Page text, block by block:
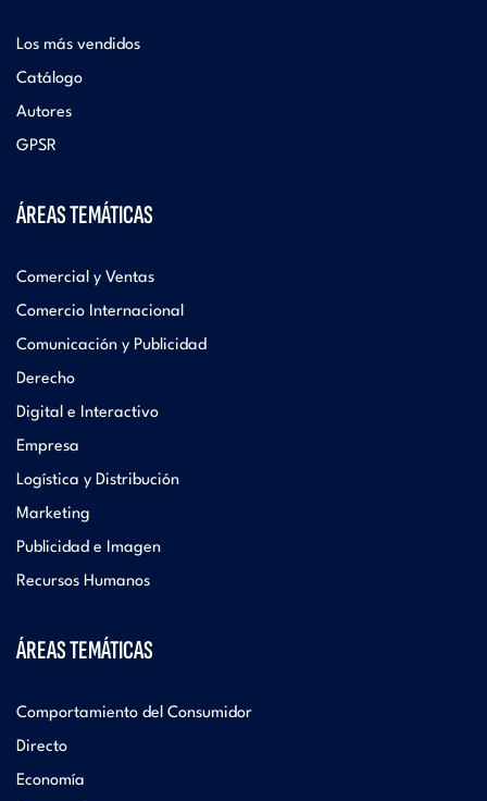
Los más vendidos
Catálogo
Autores
GPSR
ÁREAS TEMÁTICAS
Comercial y Ventas
Comercio Internacional
Comunicación y Publicidad
Derecho
Digital e Interactivo
Empresa
Logística y Distribución
Marketing
Publicidad e Imagen
Recursos Humanos
ÁREAS TEMÁTICAS
Comportamiento del Consumidor
Directo
Economía